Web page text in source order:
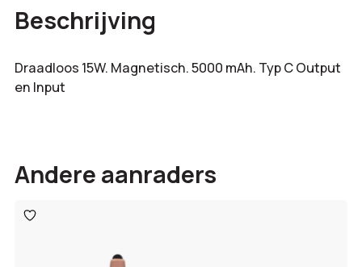
totaal:
Beschrijving
Draadloos 15W. Magnetisch. 5000 mAh. Typ C Output
en Input
Andere aanraders
Toevoegen
aan